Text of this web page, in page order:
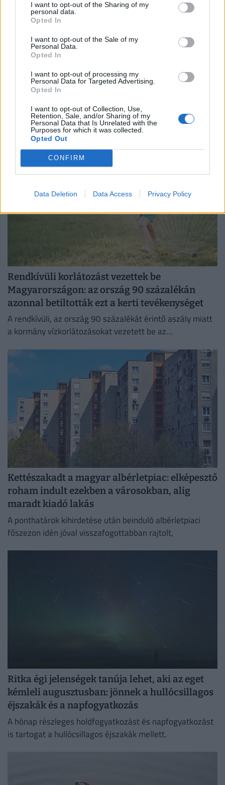
I want to opt-out of the Sharing of my
personal data.
Opted In
I want to opt-out of the Sale of my
Personal Data.
Opted In
I want to opt-out of processing my
Personal Data for Targeted Advertising.
Opted In
I want to opt-out of Collection, Use,
Retention, Sale, and/or Sharing of my
Personal Data that Is Unrelated with the
Purposes for which it was collected.
Opted Out
CONFIRM
Data Deletion Data Access Privacy Policy
Időzített bomba a kerti sütögetés?
Életveszélyes hibát követ el a legtöbb magyar
A grillezés a nyári étkezések egyik legkedveltebb
formája, a meleg időjárás azonban a kórokozó, romlást
okozó baktériumok gyorsabb szaporodásának is kedvez.
Rendkívüli korlátozást vezettek be
Magyarországon: az ország 90 százalékán
azonnal betiltották ezt a kerti tevékenységet
A rendkívüli, az ország 90 százalékát érintő aszály miatt
a kormány vízkorlátozásokat vezetett be az
biztosítása érdekében.
Kettészakadt a magyar albérletpiac: elképesztő
roham indult ezekben a városokban, alig
maradt kiadó lakás
A ponthatárok kihirdetése után beinduló albérletpiaci
főszezon idén jóval visszafogottabban rajtolt,
Ritka égi jelenségek tanúja lehet, aki az eget
kémleli augusztusban: jönnek a hullócsillagos
éjszakák és a napfogyatkozás
A hónap részleges holdfogyatkozást és napfogyatkozást
is tartogat a hullócsillagos éjszakák mellett.